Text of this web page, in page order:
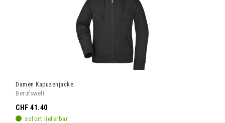
Damen Kapuzenjacke
Berufswelt
sofort lieferbar
CHF 41.40